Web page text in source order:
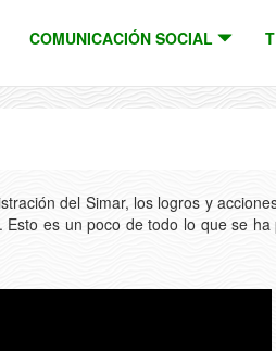
COMUNICACIÓN SOCIAL
del Simar, los logros y
es un poco de todo lo que se